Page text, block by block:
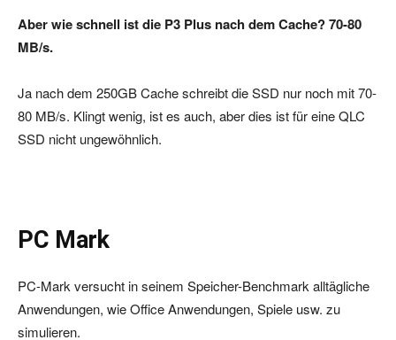
Aber wie schnell ist die P3 Plus nach dem Cache? 70-80
MB/s.
Ja nach dem 250GB Cache schreibt die SSD nur noch mit 70-
80 MB/s. Klingt wenig, ist es auch, aber dies ist für eine QLC
SSD nicht ungewöhnlich.
PC Mark
PC-Mark versucht in seinem Speicher-Benchmark alltägliche
Anwendungen, wie Office Anwendungen, Spiele usw. zu
simulieren.